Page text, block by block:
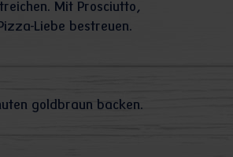
Mit Prosciutto,
Liebe bestreuen.
goldbraun backen.